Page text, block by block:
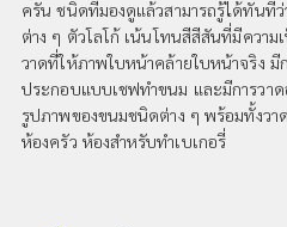
ครัน ชนิดที่มองดูแล้วสามารถรู้ได้ทันทีว่
ต่าง ๆ ตัวโลโก้ เน้นโทนสีสีสันที่มีควา
วาดที่ให้ภาพใบหน้าคล้ายใบหน้าจริง มี
ประกอบแบบเชฟทำขนม และมีการวา
รูปภาพของขนมชนิดต่าง ๆ พร้อมทั้งว
ห้องครัว ห้องสำหรับทำเบเกอรี่